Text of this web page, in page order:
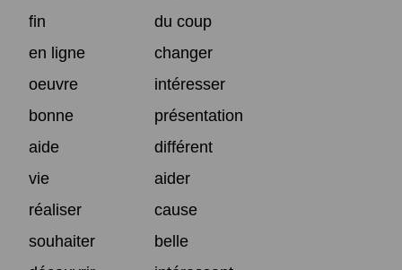
fin
du coup
en ligne
changer
oeuvre
intéresser
bonne
présentation
aide
différent
vie
aider
réaliser
cause
souhaiter
belle